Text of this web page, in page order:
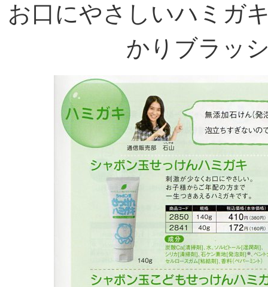
お口にやさしいハミガ
かりブラッ